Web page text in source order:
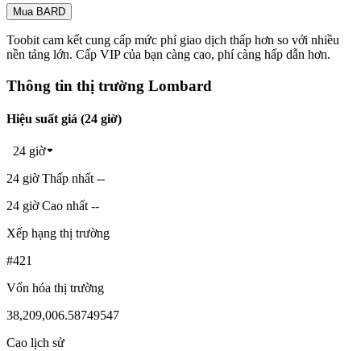
Mua BARD
Toobit cam kết cung cấp mức phí giao dịch thấp hơn so với nhiều
nền tảng lớn. Cấp VIP của bạn càng cao, phí càng hấp dẫn hơn.
Thông tin thị trường Lombard
Hiệu suất giá (24 giờ)
24 giờ
24 giờ Thấp nhất --
24 giờ Cao nhất --
Xếp hạng thị trường
#421
Vốn hóa thị trường
38,209,006.58749547
Cao lịch sử